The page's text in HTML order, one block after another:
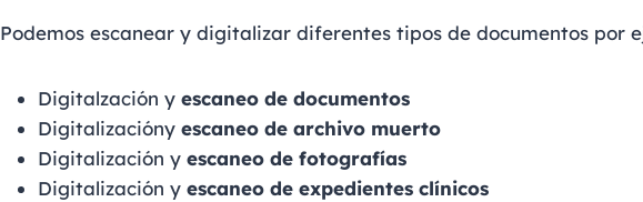
Podemos escanear y digitalizar diferentes tipos de documentos por
Digitalzación y escaneo de documentos
Digitalizacióny escaneo de archivo muerto
Digitalización y escaneo de fotografías
Digitalización y escaneo de expedientes clínicos